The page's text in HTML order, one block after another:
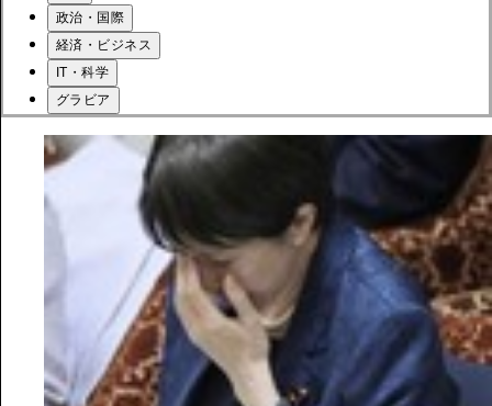
政治・国際
経済・ビジネス
IT・科学
グラビア